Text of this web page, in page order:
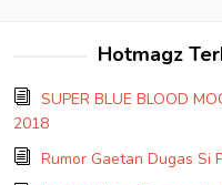
Hotmagz
SUPER BLUE BLOOD
2018
Rumor Gaetan Dugas Si